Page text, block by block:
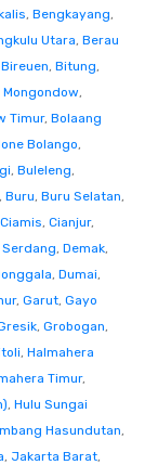
, Bengkayang,
Utara, Berau
Bireuen, Bitung,
,
Timur, Bolaang
Bolango,
, Buleleng,
, Buru, Buru Selatan,
Ciamis, Cianjur,
Serdang, Demak,
, Dumai,
, Garut, Gayo
, Grobogan,
, Halmahera
Timur,
, Hulu Sungai
Hasundutan,
, Jakarta Barat,